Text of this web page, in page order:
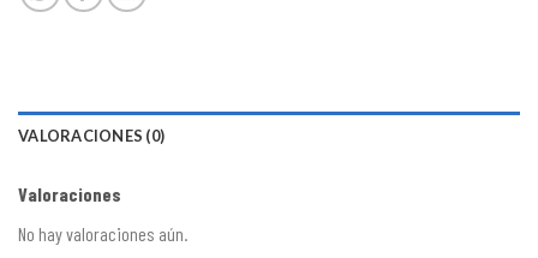
VALORACIONES (0)
Valoraciones
No hay valoraciones aún.